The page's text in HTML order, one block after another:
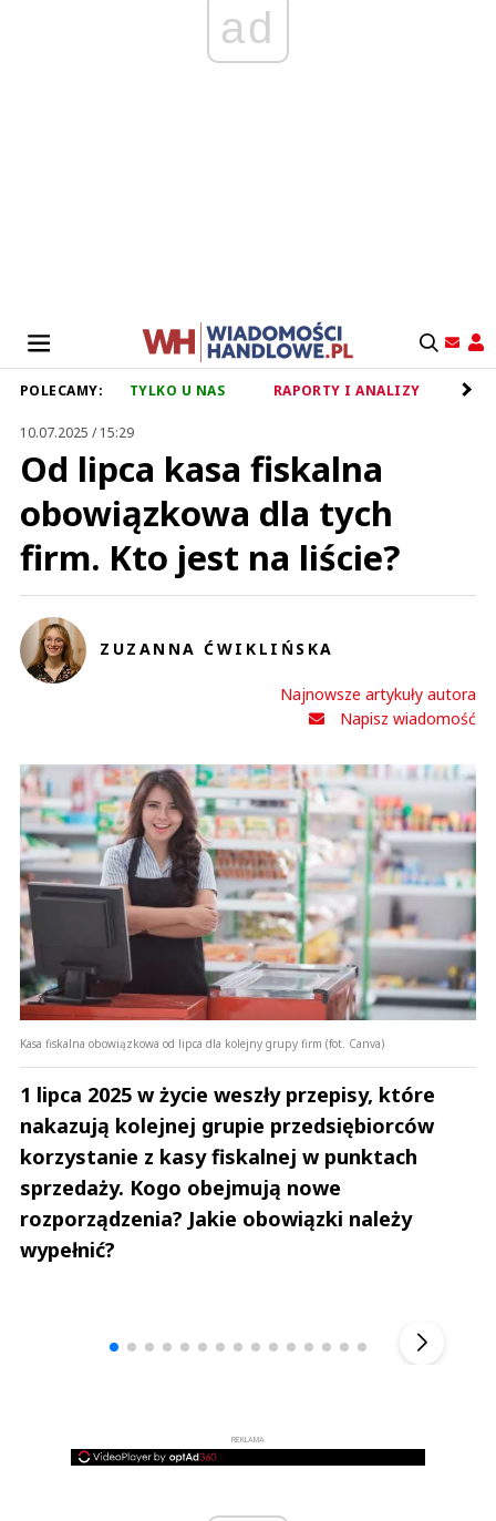
ad
POLECAMY: TYLKO U NAS RAPORTY I ANALIZY
10.07.2025 / 15:29
Od lipca kasa fiskalna
obowiązkowa dla tych
firm. Kto jest na liście?
ZUZANNA ĆWIKLIŃSKA
Najnowsze artykuły autora
Napisz wiadomość
Kasa fiskalna obowiązkowa od lipca dla kolejny grupy firm (fot. Canva)
1 lipca 2025 w życie weszły przepisy, które
nakazują kolejnej grupie przedsiębiorców
korzystanie z kasy fiskalnej w punktach
sprzedaży. Kogo obejmują nowe
rozporządzenia? Jakie obowiązki należy
wypełnić?
REKLAMA